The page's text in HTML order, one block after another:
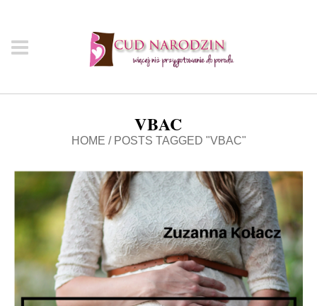
VBAC
HOME / POSTS TAGGED "VBAC"